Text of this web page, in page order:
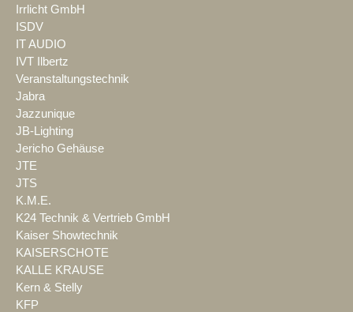
Irrlicht GmbH
ISDV
IT AUDIO
IVT Ilbertz
Veranstaltungstechnik
Jabra
Jazzunique
JB-Lighting
Jericho Gehäuse
JTE
JTS
K.M.E.
K24 Technik & Vertrieb GmbH
Kaiser Showtechnik
KAISERSCHOTE
KALLE KRAUSE
Kern & Stelly
KFP